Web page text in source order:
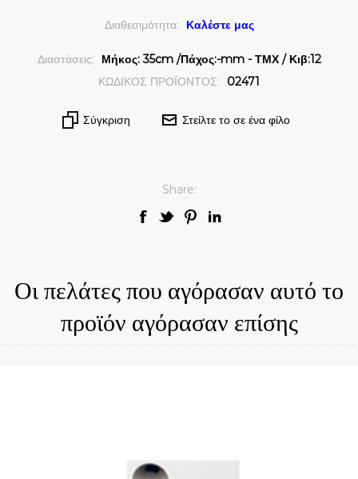
Διαθεσιμότητα: Καλέστε μας
Διαστάσεις:
Μήκος: 35cm /Πάχος:-mm - ΤΜΧ / Κιβ:12
ΚΩΔΙΚΟΣ ΠΡΟΪΟΝΤΟΣ:
02471
Σύγκριση Στείλτε το σε ένα φίλο
Share:
Οι πελάτες που αγόρασαν αυτό το
προϊόν αγόρασαν επίσης